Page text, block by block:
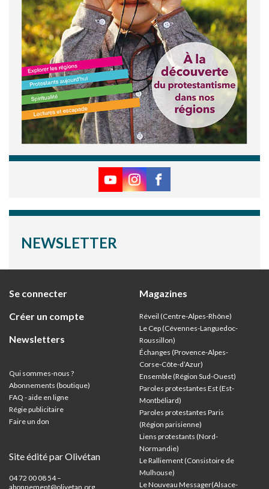
NEWSLETTER
Se connecter
Créer un compte
Newsletters
Qui sommes-nous ?
Abonnements (boutique)
FAQ - aide en ligne
Régie publicitaire
Faire un don
Site édité par Olivétan
04 72 00 08 54 –
abonnement@olivetan.org
Magazines
Réveil (Centre-Alpes-Rhône)
Le Cep (Cévennes-Languedoc-
Roussillon)
Échanges (Provence-Alpes-
Corse-Côte-d’Azur)
Ensemble (Région Sud-Ouest)
Paroles protestantes Est (Est-
Montbéliard)
Paroles protestantes Paris
(Région parisienne)
Liens protestants (Nord-
Normandie)
Le Ralliement (Consistoire de
Mulhouse)
Le Nouveau Messager(Alsace-